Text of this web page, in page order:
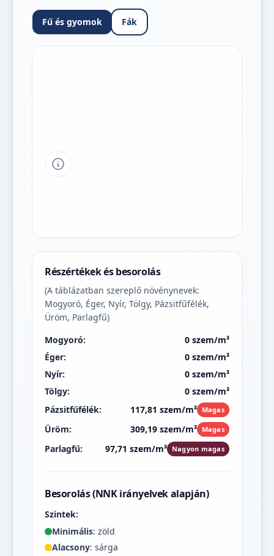
Fű és gyomok Fák
Tipp a grafikon jelmagyarázatához
Részértékek és besorolás
(A táblázatban szereplő növénynevek:
Mogyoró, Éger, Nyír, Tölgy, Pázsitfűfélék,
Üröm, Parlagfű)
Mogyoró:
0 szem/m³
Éger:
0 szem/m³
Nyír:
0 szem/m³
Tölgy:
0 szem/m³
Pázsitfűfélék:
117,81 szem/m³ Magas
Üröm: 309,19 szem/m³ Magas
Parlagfű: 97,71 szem/m³ Nagyon magas
Besorolás (NNK irányelvek alapján)
Szintek:
Minimális: zöld
Alacsony: sárga